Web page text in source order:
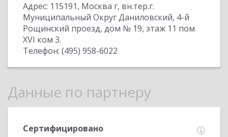
Адрес: 115191, Москва г, вн.тер.г.
Муниципальный Округ Даниловский, 4-й
Рощинский проезд, дом № 19, этаж 11 пом
XVI ком 3.
Телефон: (495) 958-6022
Данные по партнеру
Сертифицировано